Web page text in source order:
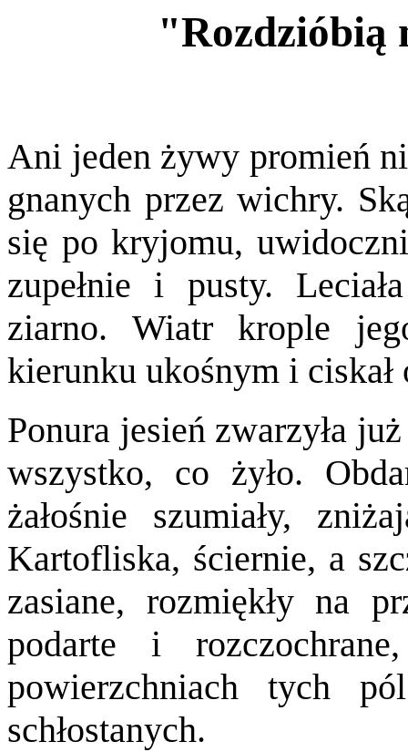
"Rozdzióbią
Ani jeden żywy promień
gnanych przez wichry.
się po kryjomu,
zupełnie i pusty.
ziarno. Wiatr krople
kierunku ukośnym i ciskał
Ponura jesień zwarzyła
wszystko, co żyło.
żałośnie szumiały,
Kartofliska, ściernie, a
zasiane, rozmiękły na
podarte i
powierzchniach tych
schłostanych.